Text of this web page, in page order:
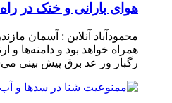
هوای بارانی و خنک در
محمودآباد آنلاین : آسمان
همراه خواهد بود و دامنه‌ها و
رگبار ور عد برق پیش بینی